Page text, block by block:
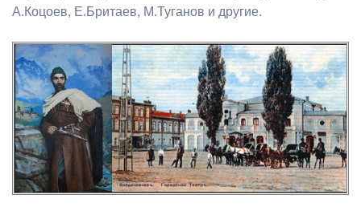
А.Коцоев, Е.Бритаев, М.Туганов и другие.